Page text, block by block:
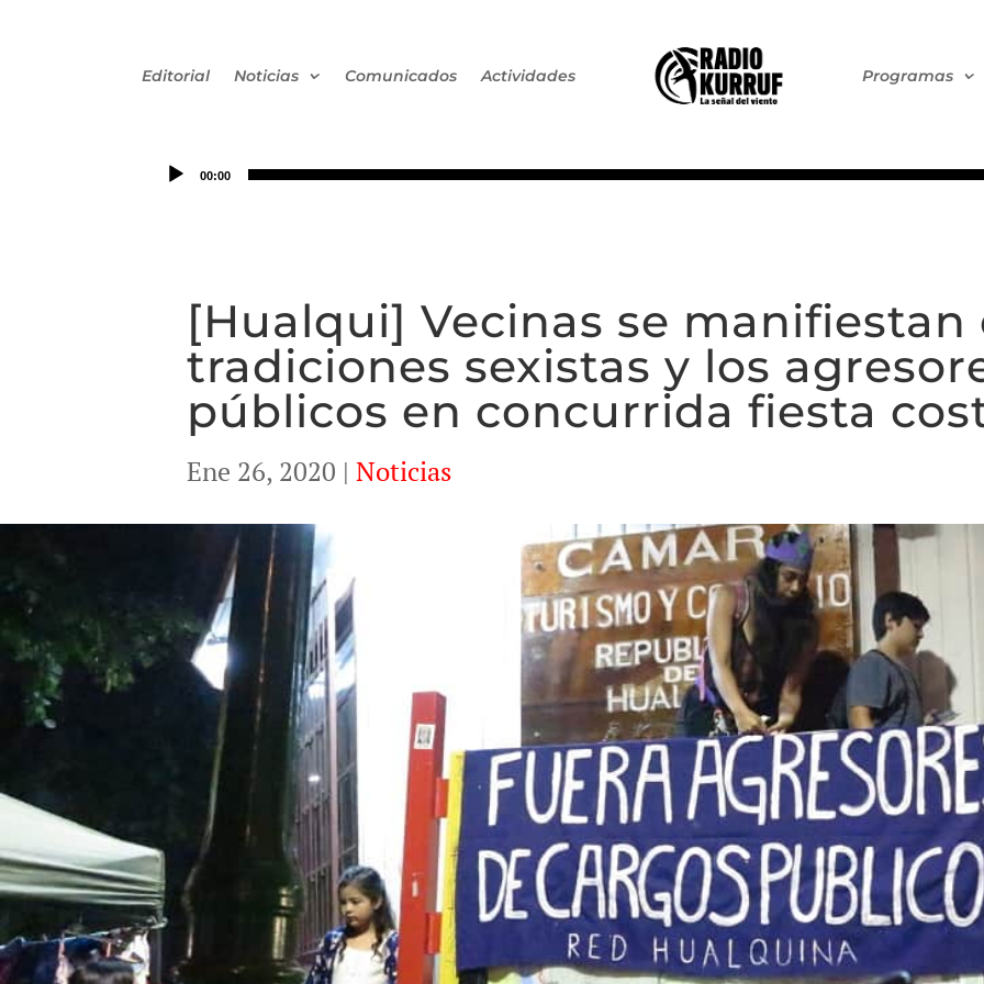
Editorial Noticias Comunicados Actividades Programas
00:00
[Hualqui] Vecinas se manifiestan
tradiciones sexistas y los
públicos en concurrida fiesta
Ene 26, 2020 |Noticias